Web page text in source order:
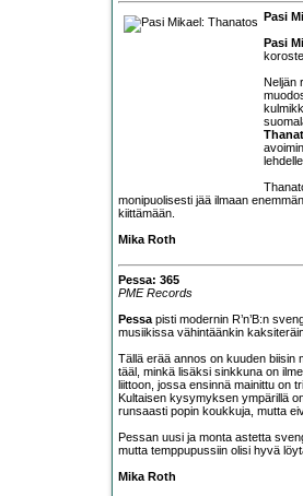
Pasi
Pasi
Neljän
lehdelle.
monipuolisesti jää ilmaan
kiittämään.
Mika Roth
Pessa: 365
PME Records
Pessa pisti modernin R’n’B:n
musiikissa vähintäänkin
Tällä erää annos on kuuden biisin
tääl, minkä lisäksi sinkkuna on
liittoon, jossa ensinnä mainittu on
Kultaisen kysymyksen ympärillä
runsaasti popin koukkuja, mutta
Pessan uusi ja monta astetta
mutta temppupussiin olisi hyvä
Mika Roth